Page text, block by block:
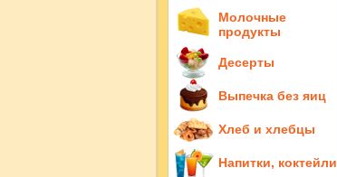
Молочные
продукты
Десерты
Выпечка без яиц
Хлеб и хлебцы
Напитки, коктейли